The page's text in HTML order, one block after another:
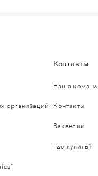
организаций
Контакты
Наша
Контакты
Вакансии
Где купить?